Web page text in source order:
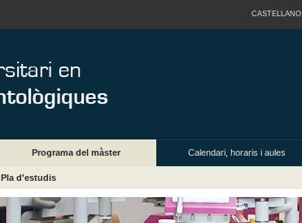
CASTELLANO
Programa del màster Calendari, horaris i aules
Pla d'estudis